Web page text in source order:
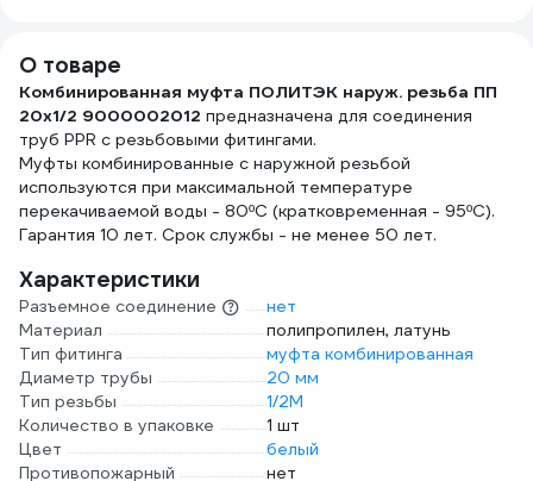
О товаре
Комбинированная муфта ПОЛИТЭК наруж. резьба ПП
20х1/2 9000002012 предназначена для соединения
труб PPR с резьбовыми фитингами.
Муфты комбинированные с наружной резьбой
используются при максимальной температуре
перекачиваемой воды - 80ºС (кратковременная - 95ºС).
Гарантия 10 лет. Срок службы - не менее 50 лет.
Характеристики
Разъемное соединение
нет
Материал
полипропилен, латунь
Тип фитинга
муфта комбинированная
Диаметр трубы
20 мм
Тип резьбы
1/2M
Количество в упаковке
1 шт
Цвет
белый
Противопожарный
нет